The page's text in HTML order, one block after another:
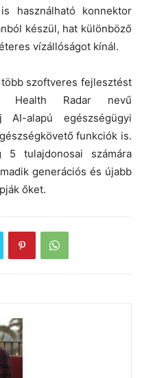
használható konnektor
készül, hat különböző
vízállóságot kínál.
szoftveres fejlesztést
Health Radar nevű
AI-alapú egészségügyi
funkciók is.
5 tulajdonosai számára
generációs és újabb
őket.